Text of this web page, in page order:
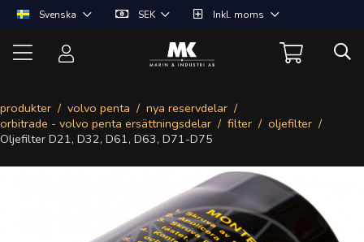
Svenska SEK Inkl. moms
produkter volvo penta
nya reservdelar
orbitrade - volvo penta ersättningsdelar
filter
oljefilter
Oljefilter D21, D32, D61, D63, D71-D75